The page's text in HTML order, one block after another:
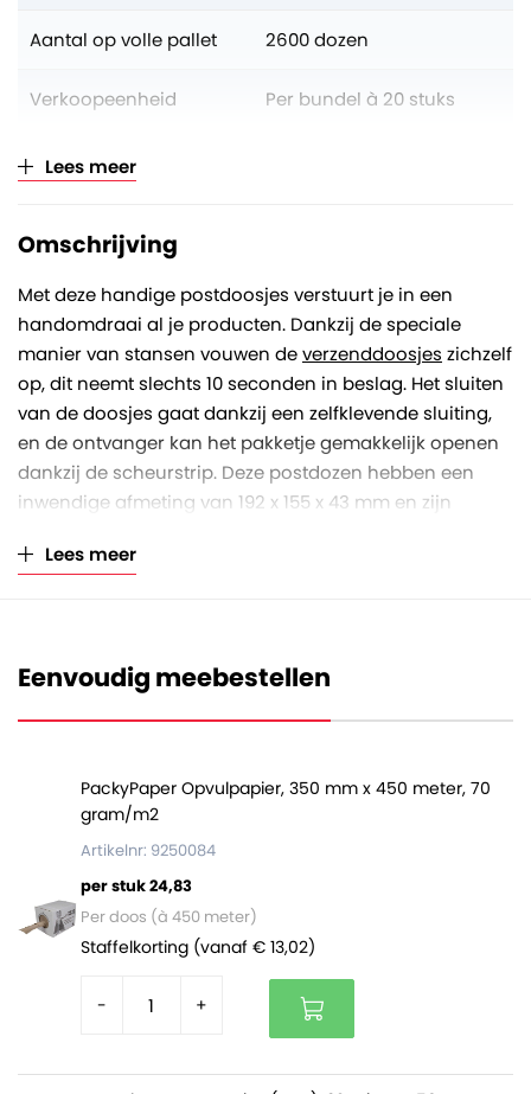
Aantal op volle pallet 2600 dozen
Verkoopeenheid Per bundel à 20 stuks
Kleur
Lees meer
Omschrijving
Met deze handige postdoosjes verstuurt je in een
handomdraai al je producten. Dankzij de speciale
manier van stansen vouwen deverzenddoosjes zichzelf
op, dit neemt slechts 10 seconden in beslag. Het sluiten
van de doosjes gaat dankzij een zelfklevende sluiting,
en de ontvanger kan het pakketje gemakkelijk openen
dankzij de scheurstrip. Deze postdozen hebben een
inwendige afmeting van 192 x 155 x 43 mm en zijn
De voordelen van postdoosjes:
Gemaakt van stevig golfkarton
Gemakkelijk openen met scheurstrip
Lees meer
Eenvoudig meebestellen
PackyPaper Opvulpapier, 350 mm x 450 meter, 70
gram/m2
Artikelnr: 9250084
per stuk 24,83
Per doos (à 450 meter)
Staffelkorting (vanaf € 13,02)
- +